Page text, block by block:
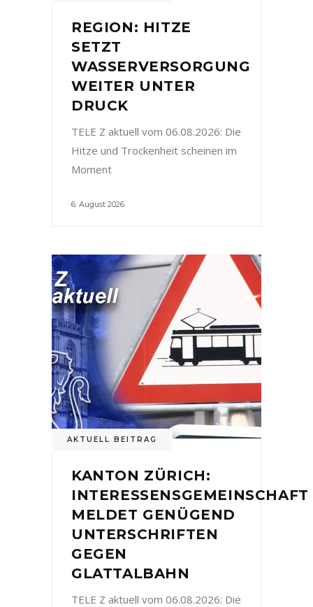
REGION: HITZE
SETZT
WASSERVERSORGUNG
WEITER UNTER
DRUCK
TELE Z aktuell vom 06.08.2026: Die
Hitze und Trockenheit scheinen im
Moment
6. August 2026
AKTUELL BEITRAG
KANTON ZÜRICH:
INTERESSENSGEMEINSCHAFT
MELDET GENÜGEND
UNTERSCHRIFTEN
GEGEN
GLATTALBAHN
TELE Z aktuell vom 06.08.2026: Die